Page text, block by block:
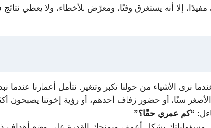
إلا أنه يستغرق وقتًا، ومعرّض للأخطاء، ولا يعطي
نرى الأشياء من حولنا تكبر وتتغير. نتأمل أعمارنا
الأصغر سنًا، أو حضور زفاف أحدهم، أو رؤية إخوتنا يصبحون
“كم عمري حقًا؟”